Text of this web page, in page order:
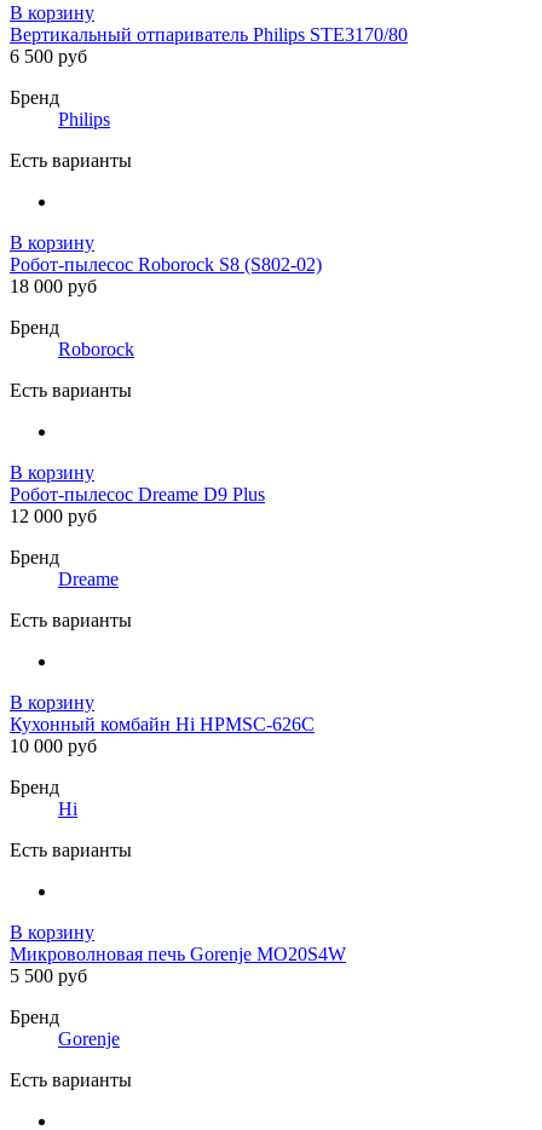
В корзину
Вертикальный отпариватель Philips STE3170/80
6 500 руб
Бренд
Philips
Есть варианты
В корзину
Робот-пылесос Roborock S8 (S802-02)
18 000 руб
Бренд
Roborock
Есть варианты
В корзину
Робот-пылесос Dreame D9 Plus
12 000 руб
Бренд
Dreame
Есть варианты
В корзину
Кухонный комбайн Hi HPMSC-626C
10 000 руб
Бренд
Hi
Есть варианты
В корзину
Микроволновая печь Gorenje MO20S4W
5 500 руб
Бренд
Gorenje
Есть варианты